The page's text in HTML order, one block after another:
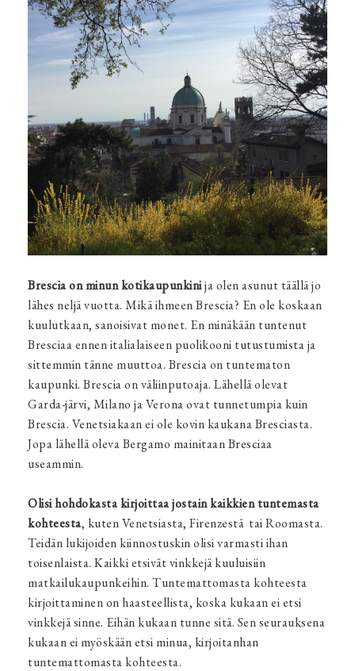
Brescia on minun kotikaupunkinija olen asunut täällä jo
lähes neljä vuotta. Mikä ihmeen Brescia? En ole koskaan
kuulutkaan, sanoisivat monet. En minäkään tuntenut
Bresciaa ennen italialaiseen puolikooni tutustumista ja
sittemmin tänne muuttoa. Brescia on tuntematon
kaupunki. Brescia on väliinputoaja. Lähellä olevat
Garda-järvi, Milano ja Verona ovat tunnetumpia kuin
Brescia. Venetsiakaan ei ole kovin kaukana Bresciasta.
Jopa lähellä oleva Bergamo mainitaan Bresciaa
useammin.
Olisi hohdokasta kirjoittaa jostain kaikkien tuntemasta
kohteesta, kuten Venetsiasta, Firenzestä tai Roomasta.
Teidän lukijoiden kiinnostuskin olisi varmasti ihan
toisenlaista. Kaikki etsivät vinkkejä kuuluisiin
matkailukaupunkeihin. Tuntemattomasta kohteesta
kirjoittaminen on haasteellista, koska kukaan ei etsi
vinkkejä sinne. Eihän kukaan tunne sitä. Sen seurauksena
kukaan ei myöskään etsi minua, kirjoitanhan
tuntemattomasta kohteesta.